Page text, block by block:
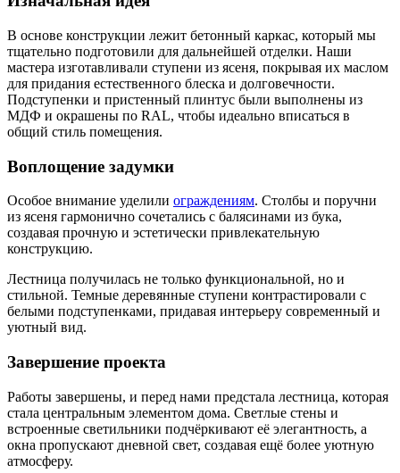
В основе конструкции лежит бетонный каркас, который мы
тщательно подготовили для дальнейшей отделки. Наши
мастера изготавливали ступени из ясеня, покрывая их маслом
для придания естественного блеска и долговечности.
Подступенки и пристенный плинтус были выполнены из
МДФ и окрашены по RAL, чтобы идеально вписаться в
общий стиль помещения.
Воплощение задумки
Особое внимание уделили ограждениям. Столбы и поручни
из ясеня гармонично сочетались с балясинами из бука,
создавая прочную и эстетически привлекательную
конструкцию.
Лестница получилась не только функциональной, но и
стильной. Темные деревянные ступени контрастировали с
белыми подступенками, придавая интерьеру современный и
уютный вид.
Завершение проекта
Работы завершены, и перед нами предстала лестница, которая
стала центральным элементом дома. Светлые стены и
встроенные светильники подчёркивают её элегантность, а
окна пропускают дневной свет, создавая ещё более уютную
атмосферу.